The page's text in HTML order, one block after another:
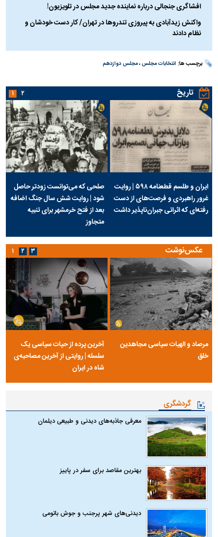
افشاگری جنجالی درباره نماینده جدید مجلس در تلویزیون!
واکنش زیدآبادی به پیروزی تندرو‌ها در تهران/ کار دست خودشان و
نظام دادند
برچسب ها: انتخابات مجلس،مجلس دوازدهم
تاریخ
ایران و طلسم قطعنامه ۵۹۸ | روایت
غرور راهبردی و فرصت‌های از دست
رفته‌ای که اثراتی جبران‌ناپذیر داشت
صلحی که می‌توانست زودتر حاصل
شود | روایت شش سال جنگ اضافه
بعد از فتح خرمشهر برای تنبیه
متجاوز
۱ ۲
عکس‌نوشت
مرصاد و الهیات سیاسی مجاهدین
خلق
آخرین پرده از حیات سیاسی یک
سلسله | روایتی از آخرین مصاحبه‌ی
شاه در ایران
۱ ۲ ۳
گردشگری
معرفی جاذبه‌های دیدنی و طبیعی دیلمان
بهترین مقاصد برای سفر در پاییز
دیدنی‌های شهر پرجنب و جوش باتومی